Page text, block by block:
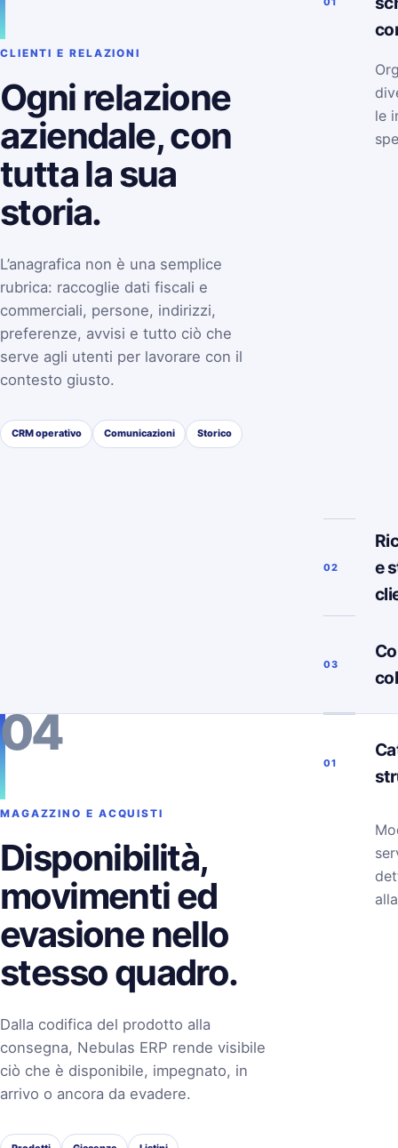
CLIENTI E RELAZIONI
Ogni relazione
aziendale, con
tutta la sua
storia.
L’anagrafica non è una semplice
rubrica: raccoglie dati fiscali e
commerciali, persone, indirizzi,
preferenze, avvisi e tutto ciò che
serve agli utenti per lavorare con il
contesto giusto.
CRM operativo Comunicazioni Storico
le
02
e
03
04
MAGAZZINO E ACQUISTI
Disponibilità,
movimenti ed
evasione nello
stesso quadro.
Dalla codifica del prodotto alla
consegna, Nebulas ERP rende visibile
ciò che è disponibile, impegnato, in
arrivo o ancora da evadere.
01